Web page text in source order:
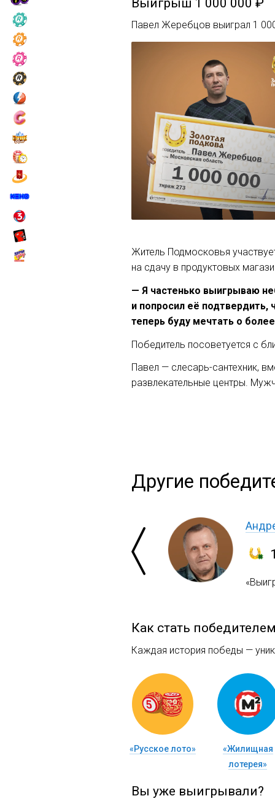
Павел Жеребцов выиграл 1
Житель Подмосковья
на сдачу в продуктовых
— Я частенько выигрываю
и попросил её
теперь буду мечтать о
Победитель посоветуется с
Павел — слесарь-сантехник,
развлекательные центры.
Другие
Как стать
Каждая история победы —
«Русское лото»
«Жилищная
лотерея»
Вы уже выигрывали?